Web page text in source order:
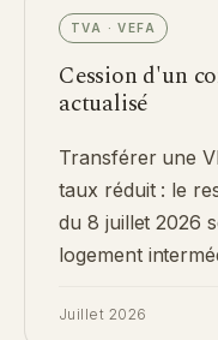
TVA · VEFA
Cession d'un
actualisé
Transférer une
taux réduit : le
du 8 juillet 2026
logement
Juillet 2026